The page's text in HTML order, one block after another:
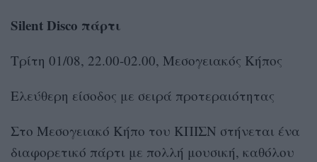
Silent Disco πάρτι
Τρίτη 01/08, 22.00-02.00, Μεσογειακός Κήπος
Ελεύθερη είσοδος με σειρά προτεραιότητας
Στο Μεσογειακό Κήπο του ΚΠΙΣΝ στήνεται ένα
διαφορετικό πάρτι με πολλή μουσική, καθόλου